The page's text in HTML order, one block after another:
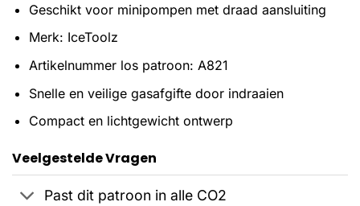
Geschikt voor minipompen met draad aansluiting
Merk: IceToolz
Artikelnummer los patroon: A821
Snelle en veilige gasafgifte door indraaien
Compact en lichtgewicht ontwerp
Veelgestelde Vragen
Past dit patroon in alle CO2